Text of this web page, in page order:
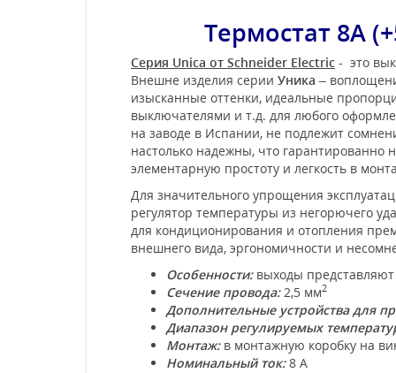
Термостат 8А
Серия Unica от Schneider Electric - это
Внешне изделия серии Уника –
изысканные оттенки, идеальные
выключателями и т.д. для любого
на заводе в Испании, не подлежит
настолько надежны, что гарантированно
элементарную простоту и легкость в
Для значительного упрощения
регулятор температуры из негорючего
для кондиционирования и отопления
внешнего вида, эргономичности и
Особенности:выходы представляют
Сечение провода:2,5 мм2
Дополнительные устройства для
Диапазон регулируемых
Монтаж:в монтажную коробку на
Номинальный ток:8 А